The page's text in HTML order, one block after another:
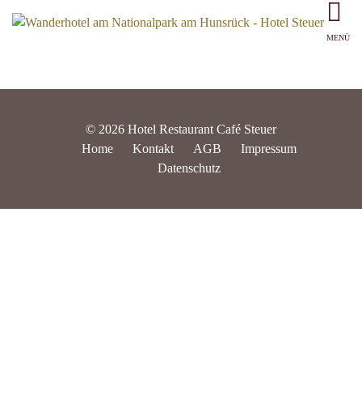
MENÜ
© 2026 Hotel Restaurant Café Steuer
Home
Kontakt AGB
Impressum
Datenschutz